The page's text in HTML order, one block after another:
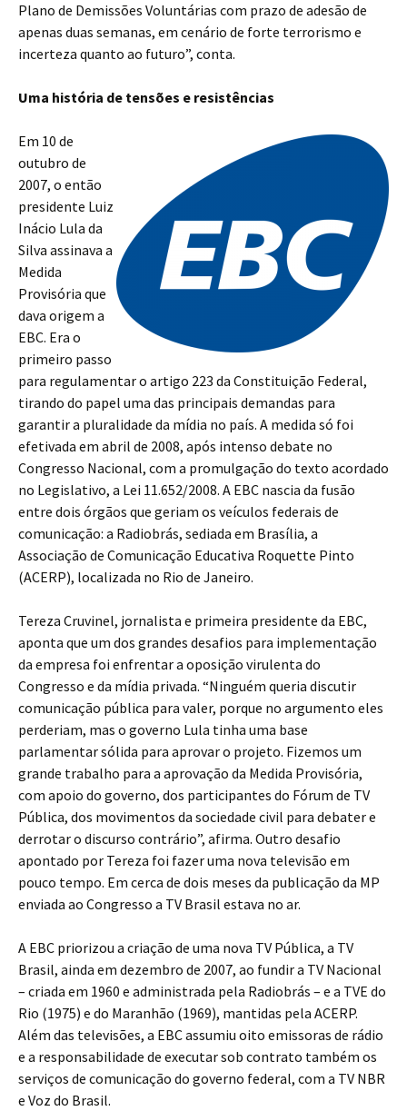
Plano de Demissões Voluntárias com prazo de adesão de
apenas duas semanas, em cenário de forte terrorismo e
incerteza quanto ao futuro”, conta.
Uma história de tensões e resistências
Em 10 de
outubro de
2007, o então
presidente Luiz
Inácio Lula da
Silva assinava a
Medida
Provisória que
dava origem a
EBC. Era o
primeiro passo
para regulamentar o artigo 223 da Constituição Federal,
tirando do papel uma das principais demandas para
garantir a pluralidade da mídia no país. A medida só foi
efetivada em abril de 2008, após intenso debate no
Congresso Nacional, com a promulgação do texto acordado
no Legislativo, a Lei 11.652/2008. A EBC nascia da fusão
entre dois órgãos que geriam os veículos federais de
comunicação: a Radiobrás, sediada em Brasília, a
Associação de Comunicação Educativa Roquette Pinto
(ACERP), localizada no Rio de Janeiro.
Tereza Cruvinel, jornalista e primeira presidente da EBC,
aponta que um dos grandes desafios para implementação
da empresa foi enfrentar a oposição virulenta do
Congresso e da mídia privada. “Ninguém queria discutir
comunicação pública para valer, porque no argumento eles
perderiam, mas o governo Lula tinha uma base
parlamentar sólida para aprovar o projeto. Fizemos um
grande trabalho para a aprovação da Medida Provisória,
com apoio do governo, dos participantes do Fórum de TV
Pública, dos movimentos da sociedade civil para debater e
derrotar o discurso contrário”, afirma. Outro desafio
apontado por Tereza foi fazer uma nova televisão em
pouco tempo. Em cerca de dois meses da publicação da MP
enviada ao Congresso a TV Brasil estava no ar.
A EBC priorizou a criação de uma nova TV Pública, a TV
Brasil, ainda em dezembro de 2007, ao fundir a TV Nacional
– criada em 1960 e administrada pela Radiobrás – e a TVE do
Rio (1975) e do Maranhão (1969), mantidas pela ACERP.
Além das televisões, a EBC assumiu oito emissoras de rádio
e a responsabilidade de executar sob contrato também os
serviços de comunicação do governo federal, com a TV NBR
e Voz do Brasil.